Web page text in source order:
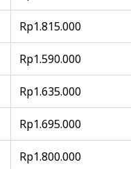
Rp1.815.000
Rp1.590.000
Rp1.635.000
Rp1.695.000
Rp1.800.000